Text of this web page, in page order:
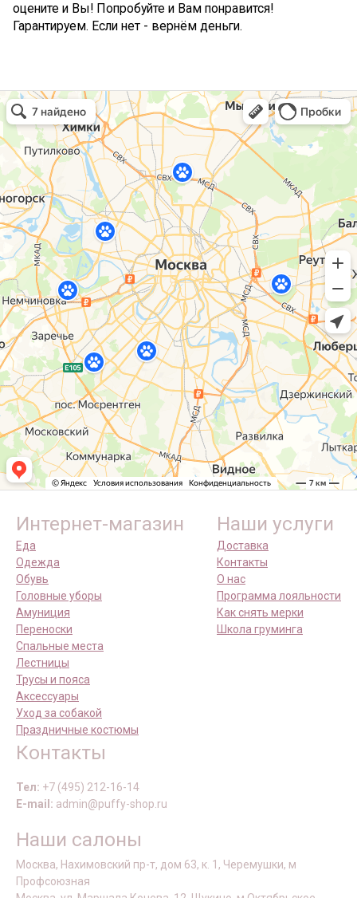
оцените и Вы! Попробуйте и Вам понравится!
Гарантируем. Если нет - вернём деньги.
Интернет-магазин
Еда
Одежда
Обувь
Головные уборы
Амуниция
Переноски
Спальные места
Лестницы
Трусы и пояса
Аксессуары
Уход за собакой
Праздничные костюмы
Наши услуги
Доставка
Контакты
О нас
Программа лояльности
Как снять мерки
Школа груминга
Контакты
Тел: +7 (495) 212-16-14
E-mail: admin@puffy-shop.ru
Наши салоны
Москва, Нахимовский пр-т, дом 63, к. 1, Черемушки, м
Профсоюзная